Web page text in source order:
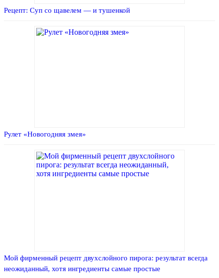
Рецепт: Суп со щавелем — и тушенкой
Рулет «Новогодняя змея»
Мой фирменный рецепт двухслойного пирога: результат всегда
неожиданный, хотя ингредиенты самые простые